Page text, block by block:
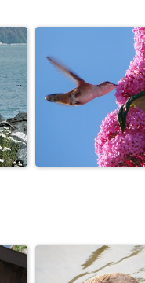
Белоголовый
орел